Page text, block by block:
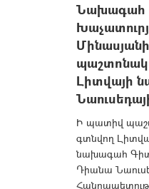
Նախագահ
Լիտվայի
Ի պատիվ
գտնվող
նախագահ
Դիանա